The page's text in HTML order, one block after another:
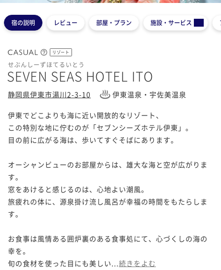
宿の説明 レビュー 部屋・プラン 施設・サービス
リゾート
せぶんしーずほてるいとう
SEVEN SEAS HOTEL ITO
静岡県伊東市湯川2-3-10 伊東温泉・宇佐美温泉
伊東でどこよりも海に近い開放的なリゾート、
この特別な地に佇むのが「セブンシーズホテル伊東」。
目の前に広がる海は、歩いてすぐそばにあります。
オーシャンビューのお部屋からは、雄大な海と空が広がりま
す。
窓をあけると感じるのは、心地よい潮風。
旅疲れの体に、源泉掛け流し風呂が幸福の時間をもたらしま
す。
お食事は風情ある囲炉裏のある食事処にて、心づくしの海の
幸を。
旬の食材を使った目にも美しい... 続きをよむ